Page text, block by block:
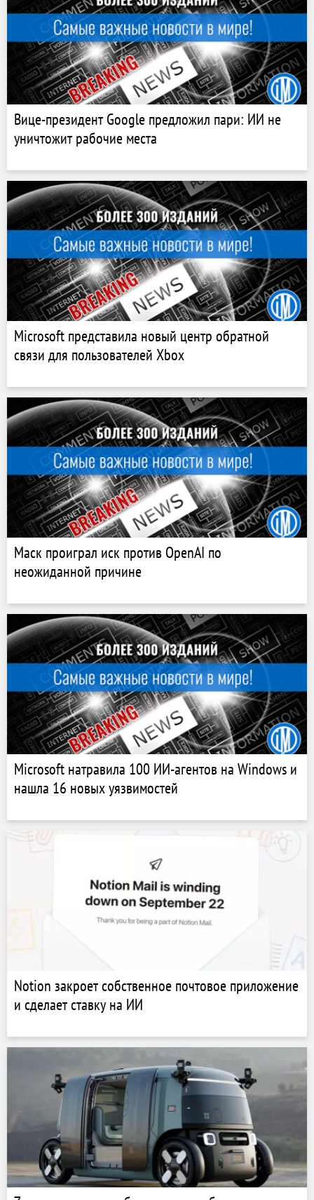
Вице-президент Google предложил пари: ИИ не
уничтожит рабочие места
Microsoft представила новый центр обратной
связи для пользователей Xbox
Маск проиграл иск против OpenAI по
неожиданной причине
Microsoft натравила 100 ИИ-агентов на Windows и
нашла 16 новых уязвимостей
Notion закроет собственное почтовое приложение
и сделает ставку на ИИ